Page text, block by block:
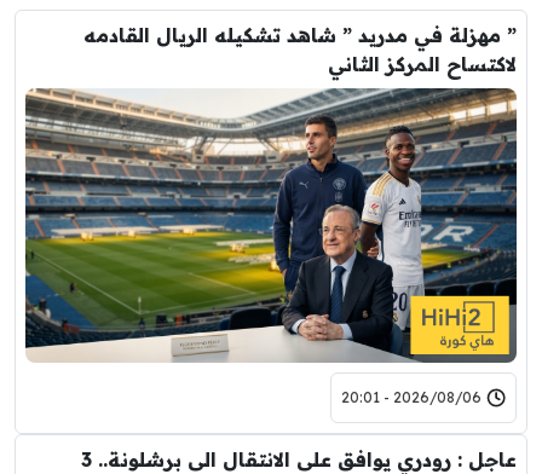
” مهزلة في مدريد ” شاهد تشكيله الريال القادمه
لاكتساح المركز الثاني
2026/08/06 - 20:01
عاجل : رودري يوافق على الانتقال الى برشلونة.. 3